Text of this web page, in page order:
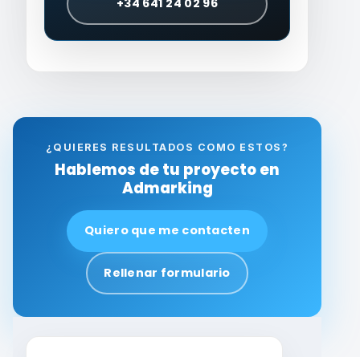
+34 641 24 02 96
¿QUIERES RESULTADOS COMO ESTOS?
Hablemos de tu proyecto en
Admarking
Quiero que me contacten
Rellenar formulario